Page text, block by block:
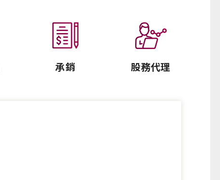
承銷 股務代理